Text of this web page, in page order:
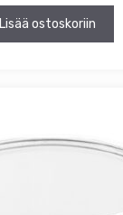
Lisää ostoskoriin